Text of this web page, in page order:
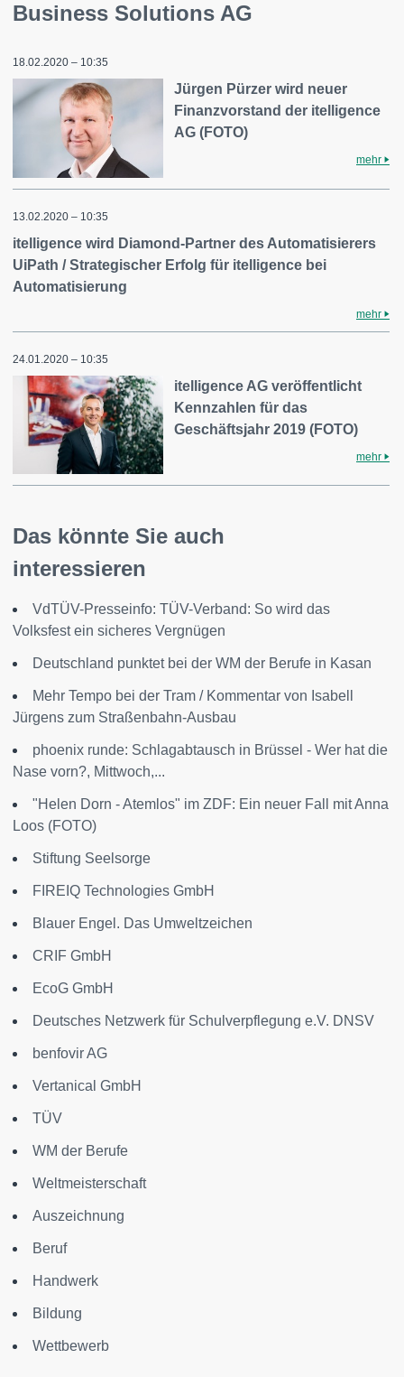
Business Solutions AG
18.02.2020 – 10:35
Jürgen Pürzer wird neuer
Finanzvorstand der itelligence
AG (FOTO)
mehr
13.02.2020 – 10:35
itelligence wird Diamond-Partner des Automatisierers
UiPath / Strategischer Erfolg für itelligence bei
Automatisierung
mehr
24.01.2020 – 10:35
itelligence AG veröffentlicht
Kennzahlen für das
Geschäftsjahr 2019 (FOTO)
mehr
Das könnte Sie auch
interessieren
VdTÜV-Presseinfo: TÜV-Verband: So wird das
Volksfest ein sicheres Vergnügen
Deutschland punktet bei der WM der Berufe in Kasan
Mehr Tempo bei der Tram / Kommentar von Isabell
Jürgens zum Straßenbahn-Ausbau
phoenix runde: Schlagabtausch in Brüssel - Wer hat die
Nase vorn?, Mittwoch,...
"Helen Dorn - Atemlos" im ZDF: Ein neuer Fall mit Anna
Loos (FOTO)
Stiftung Seelsorge
FIREIQ Technologies GmbH
Blauer Engel. Das Umweltzeichen
CRIF GmbH
EcoG GmbH
Deutsches Netzwerk für Schulverpflegung e.V. DNSV
benfovir AG
Vertanical GmbH
TÜV
WM der Berufe
Weltmeisterschaft
Auszeichnung
Beruf
Handwerk
Bildung
Wettbewerb